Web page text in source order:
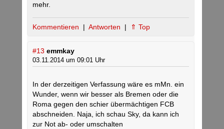
mehr.
Kommentieren | Antworten | ⇑ Top
#13 emmkay
03.11.2014 um 09:01 Uhr
In der derzeitigen Verfassung wäre es mMn. ein
Wunder, wenn wir besser als Bremen oder die
Roma gegen den schier übermächtigen FCB
abschneiden. Naja, ich schau Sky, da kann ich
zur Not ab- oder umschalten